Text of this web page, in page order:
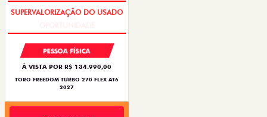
OPORTUNIDADE
PESSOA FÍSICA
À VISTA POR R$ 134.990,00
TORO FREEDOM TURBO 270 FLEX AT6
2027